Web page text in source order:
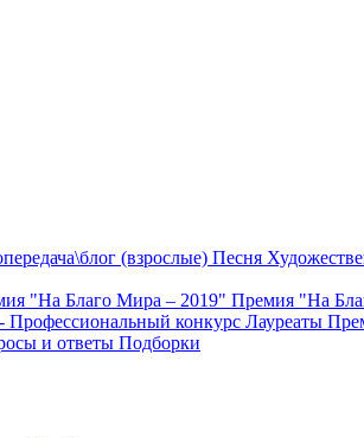
(взрослые) Песня
"На Благо Мира – 2019" Премия "На
конкурс Лауреаты
и ответы Подборки